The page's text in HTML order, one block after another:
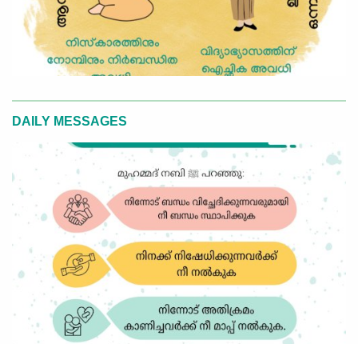
DAILY MESSAGES